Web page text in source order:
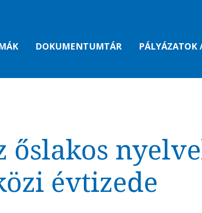
DOKUMENTUMTÁR PÁLYÁZATOK
őslakos
évtizede